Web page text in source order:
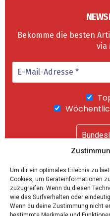
Um dir ein optimales Erlebnis zu
Cookies, um Geräteinformationen
zuzugreifen. Wenn du diesen
wie das Surfverhalten oder
Wenn du deine Zustimmung nicht
Bekomme die besten
via
"Abonnieren"